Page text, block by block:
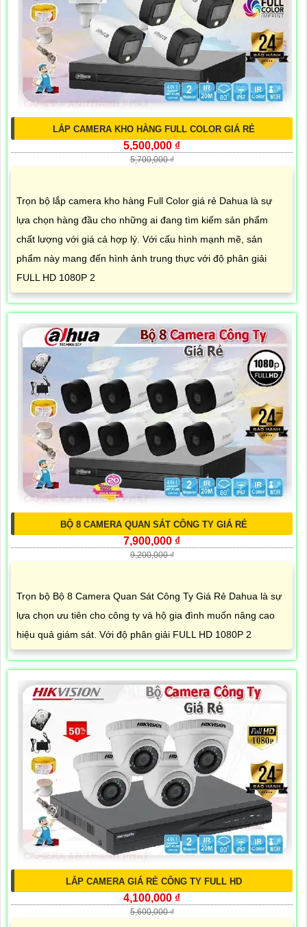
LẮP CAMERA KHO HÀNG FULL COLOR GIÁ RẺ
5,500,000 ₫
5,700,000 ₫
Trọn bộ lắp camera kho hàng Full Color giá rẻ Dahua là sự
lựa chọn hàng đầu cho những ai đang tìm kiếm sản phẩm
chất lượng với giá cả hợp lý. Với cấu hình mạnh mẽ, sản
phẩm này mang đến hình ảnh trung thực với độ phân giải
FULL HD 1080P 2
BỘ 8 CAMERA QUAN SÁT CÔNG TY GIÁ RẺ
7,900,000 ₫
9,200,000 ₫
Trọn bộ Bộ 8 Camera Quan Sát Công Ty Giá Rẻ Dahua là sự
lựa chọn ưu tiên cho công ty và hộ gia đình muốn nâng cao
hiệu quả giám sát. Với độ phân giải FULL HD 1080P 2
LẮP CAMERA GIÁ RẺ CÔNG TY FULL HD
4,100,000 ₫
5,600,000 ₫